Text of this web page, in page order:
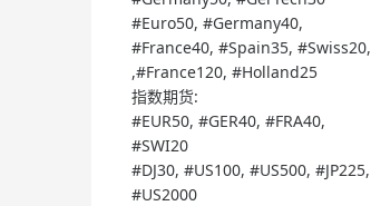
#Euro50, #Germany40,
#France40, #Spain35, #Swiss20,
,#France120, #Holland25
指数期货:
#EUR50, #GER40, #FRA40,
#SWI20
#DJ30, #US100, #US500, #JP225,
#US2000